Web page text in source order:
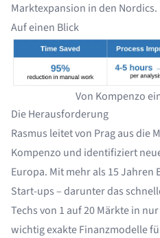
Marktexpansion in den Nordics.
Auf einen Blick
Von Kompenzo
Die Herausforderung
Rasmus leitet von Prag aus die
Kompenzo und identifiziert
Europa. Mit mehr als 15 Jahren
Start-ups – darunter das
Techs von 1 auf 20 Märkte in
wichtig exakte Finanzmodelle